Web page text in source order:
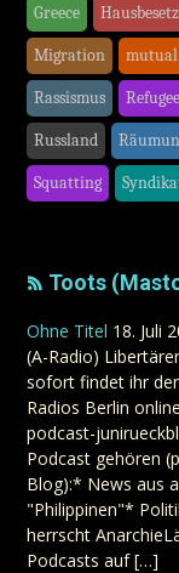
Greece
Migration
Rassismus
Russland
Squatting
Toots
Ohne Titel 18. Juli
(A-Radio)
sofort findet ihr
Radios Berlin
podcast-
Podcast gehören
Blog):* News aus
"Philippinen"*
herrscht
Podcasts auf […]